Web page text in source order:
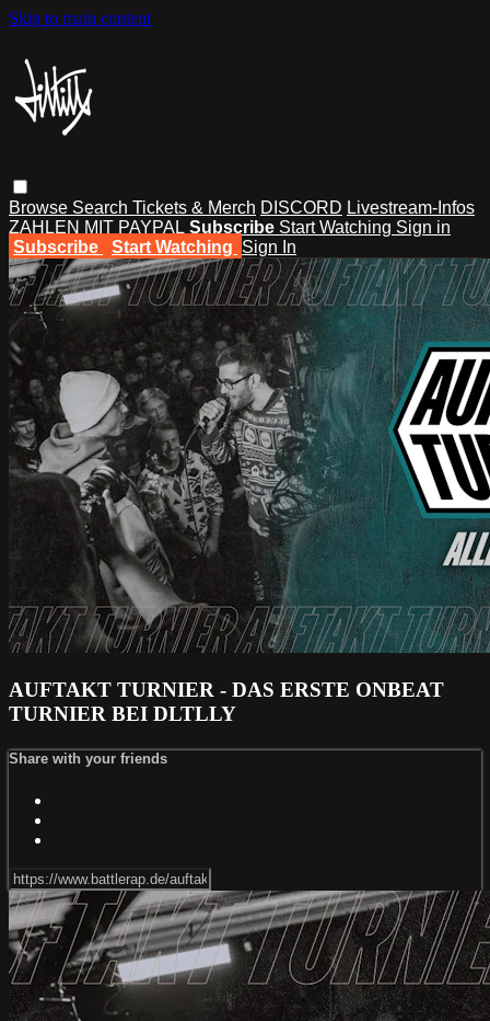
Skip to main content
Browse Search Tickets & Merch DISCORD Livestream-Infos
ZAHLEN MIT PAYPAL Subscribe Start Watching Sign in
Subscribe
Start Watching Sign In
AUFTAKT TURNIER - DAS ERSTE ONBEAT
TURNIER BEI DLTLLY
Share with your friends